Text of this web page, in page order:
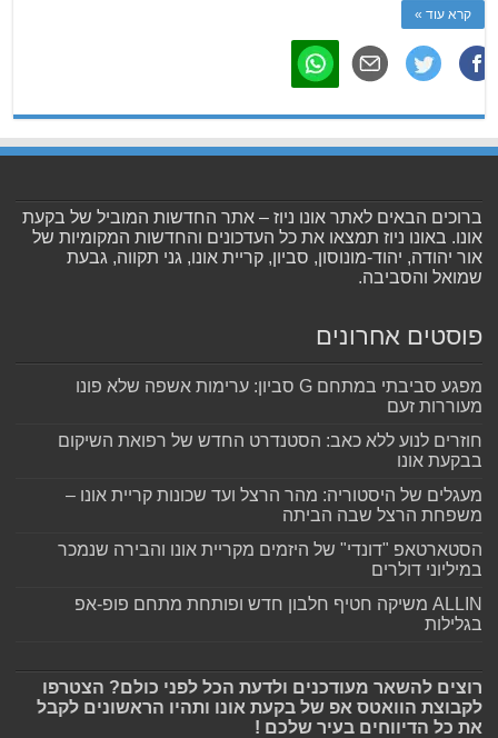
קרא עוד »
ברוכים הבאים לאתר אונו ניוז – אתר החדשות המוביל של בקעת
אונו. באונו ניוז תמצאו את כל העדכונים והחדשות המקומיות של
אור יהודה, יהוד-מונוסון, סביון, קריית אונו, גני תקווה, גבעת
שמואל והסביבה.
פוסטים אחרונים
מפגע סביבתי במתחם G סביון: ערימות אשפה שלא פונו
מעוררות זעם
חוזרים לנוע ללא כאב: הסטנדרט החדש של רפואת השיקום
בבקעת אונו
מעגלים של היסטוריה: מהר הרצל ועד שכונות קריית אונו –
משפחת הרצל שבה הביתה
הסטארטאפ "דונדי" של היזמים מקריית אונו והבירה שנמכר
במיליוני דולרים
ALLIN משיקה חטיף חלבון חדש ופותחת מתחם פופ-אפ
בגלילות
רוצים להשאר מעודכנים ולדעת הכל לפני כולם? הצטרפו
לקבוצת הוואטס אפ של בקעת אונו ותהיו הראשונים לקבל
את כל הדיווחים בעיר שלכם !